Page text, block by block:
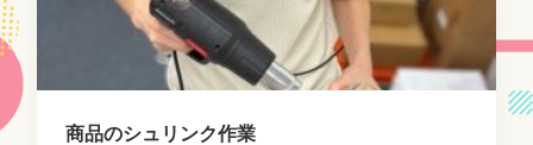
商品のシュリンク作業